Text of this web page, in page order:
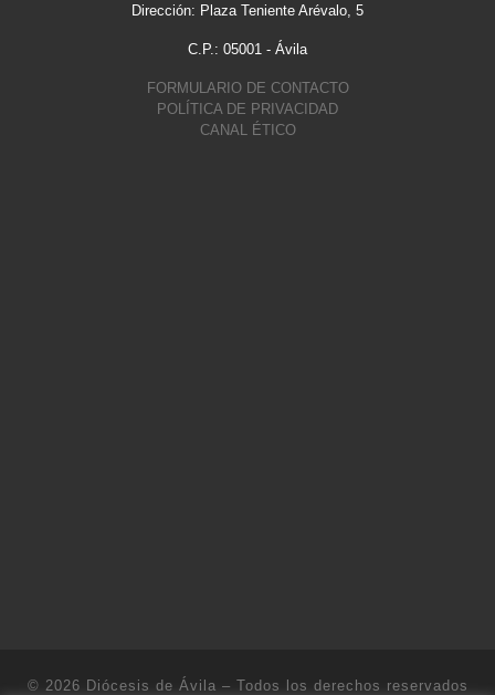
Dirección: Plaza Teniente Arévalo, 5
C.P.: 05001 - Ávila
FORMULARIO DE CONTACTO
POLÍTICA DE PRIVACIDAD
CANAL ÉTICO
© 2026 Diócesis de Ávila – Todos los derechos reservados